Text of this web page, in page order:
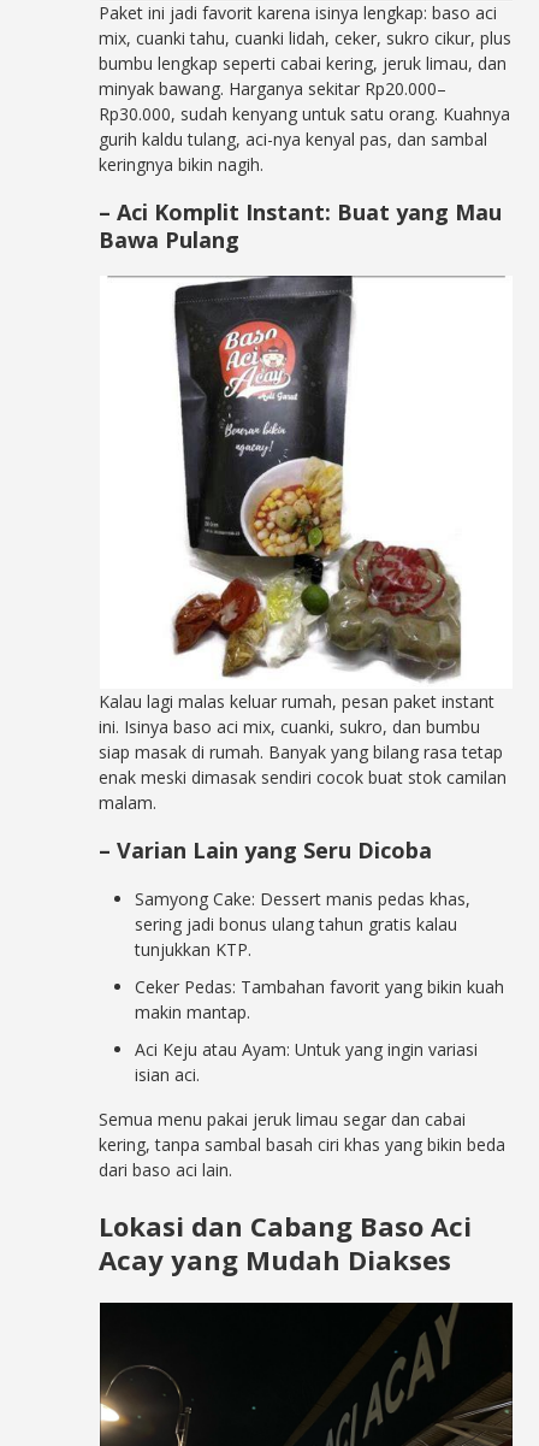
Paket ini jadi favorit karena isinya lengkap: baso aci
mix, cuanki tahu, cuanki lidah, ceker, sukro cikur, plus
bumbu lengkap seperti cabai kering, jeruk limau, dan
minyak bawang. Harganya sekitar Rp20.000–
Rp30.000, sudah kenyang untuk satu orang. Kuahnya
gurih kaldu tulang, aci-nya kenyal pas, dan sambal
keringnya bikin nagih.
– Aci Komplit Instant: Buat yang Mau
Bawa Pulang
Kalau lagi malas keluar rumah, pesan paket instant
ini. Isinya baso aci mix, cuanki, sukro, dan bumbu
siap masak di rumah. Banyak yang bilang rasa tetap
enak meski dimasak sendiri cocok buat stok camilan
malam.
– Varian Lain yang Seru Dicoba
Samyong Cake: Dessert manis pedas khas,
sering jadi bonus ulang tahun gratis kalau
tunjukkan KTP.
Ceker Pedas: Tambahan favorit yang bikin kuah
makin mantap.
Aci Keju atau Ayam: Untuk yang ingin variasi
isian aci.
Semua menu pakai jeruk limau segar dan cabai
kering, tanpa sambal basah ciri khas yang bikin beda
dari baso aci lain.
Lokasi dan Cabang Baso Aci
Acay yang Mudah Diakses